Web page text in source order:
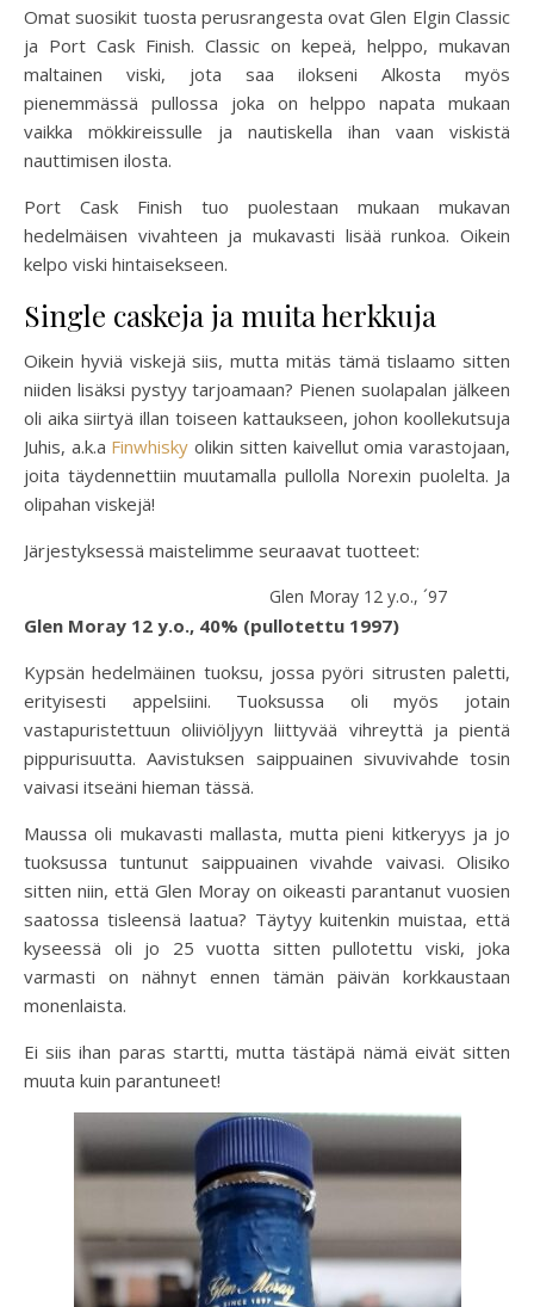
Omat suosikit tuosta perusrangesta ovat Glen Elgin Classic
ja Port Cask Finish. Classic on kepeä, helppo, mukavan
maltainen viski, jota saa ilokseni Alkosta myös
pienemmässä pullossa joka on helppo napata mukaan
vaikka mökkireissulle ja nautiskella ihan vaan viskistä
nauttimisen ilosta.
Port Cask Finish tuo puolestaan mukaan mukavan
hedelmäisen vivahteen ja mukavasti lisää runkoa. Oikein
kelpo viski hintaisekseen.
Single caskeja ja muita herkkuja
Oikein hyviä viskejä siis, mutta mitäs tämä tislaamo sitten
niiden lisäksi pystyy tarjoamaan? Pienen suolapalan jälkeen
oli aika siirtyä illan toiseen kattaukseen, johon koollekutsuja
Juhis, a.k.a Finwhisky olikin sitten kaivellut omia varastojaan,
joita täydennettiin muutamalla pullolla Norexin puolelta. Ja
olipahan viskejä!
Järjestyksessä maistelimme seuraavat tuotteet:
Glen Moray 12 y.o., ´97
Glen Moray 12 y.o., 40% (pullotettu 1997)
Kypsän hedelmäinen tuoksu, jossa pyöri sitrusten paletti,
erityisesti appelsiini. Tuoksussa oli myös jotain
vastapuristettuun oliiviöljyyn liittyvää vihreyttä ja pientä
pippurisuutta. Aavistuksen saippuainen sivuvivahde tosin
vaivasi itseäni hieman tässä.
Maussa oli mukavasti mallasta, mutta pieni kitkeryys ja jo
tuoksussa tuntunut saippuainen vivahde vaivasi. Olisiko
sitten niin, että Glen Moray on oikeasti parantanut vuosien
saatossa tisleensä laatua? Täytyy kuitenkin muistaa, että
kyseessä oli jo 25 vuotta sitten pullotettu viski, joka
varmasti on nähnyt ennen tämän päivän korkkaustaan
monenlaista.
Ei siis ihan paras startti, mutta tästäpä nämä eivät sitten
muuta kuin parantuneet!